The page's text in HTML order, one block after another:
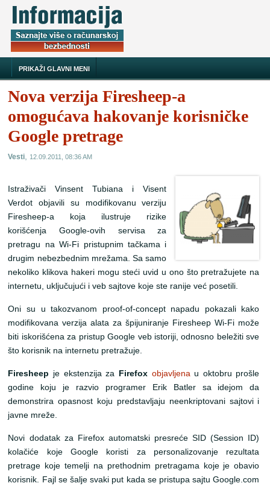
PRIKAŽI GLAVNI MENI
Nova verzija Firesheep-a
omogućava hakovanje korisničke
Google pretrage
Vesti, 12.09.2011, 08:36 AM
Istraživači Vinsent Tubiana i Visent
Verdot objavili su modifikovanu verziju
Firesheep-a koja ilustruje rizike
korišćenja Google-ovih servisa za
pretragu na Wi-Fi pristupnim tačkama i
drugim nebezbednim mrežama. Sa samo
nekoliko klikova hakeri mogu steći uvid u ono što pretražujete na
internetu, uključujući i veb sajtove koje ste ranije već posetili.
Oni su u takozvanom proof-of-concept napadu pokazali kako
modifikovana verzija alata za špijuniranje Firesheep Wi-Fi može
biti iskorišćena za pristup Google veb istoriji, odnosno beležiti sve
što korisnik na internetu pretražuje.
Firesheep je ekstenzija za Firefox objavljenau oktobru prošle
godine koju je razvio programer Erik Batler sa idejom da
demonstrira opasnost koju predstavljaju neenkriptovani sajtovi i
javne mreže.
Novi dodatak za Firefox automatski presreće SID (Session ID)
kolačiće koje Google koristi za personalizovanje rezultata
pretrage koje temelji na prethodnim pretragama koje je obavio
korisnik. Fajl se šalje svaki put kada se pristupa sajtu Google.com